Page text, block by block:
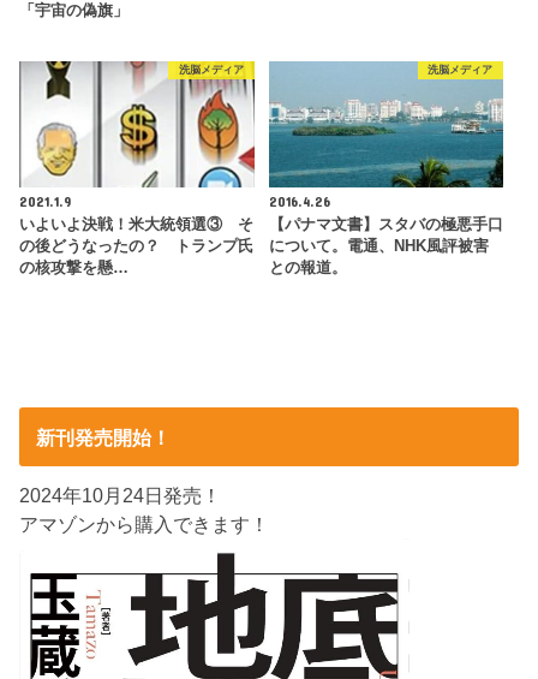
「宇宙の偽旗」
洗脳メディア
2021.1.9
いよいよ決戦！米大統領選③ そ
の後どうなったの？ トランプ氏
の核攻撃を懸…
洗脳メディア
2016.4.26
【パナマ文書】スタバの極悪手口
について。電通、NHK風評被害
との報道。
新刊発売開始！
2024年10月24日発売！
アマゾンから購入できます！